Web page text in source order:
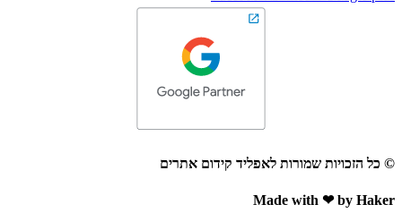
© כל הזכויות שמורות לאפליד קידום אתרים
Made with ❤ by Haker